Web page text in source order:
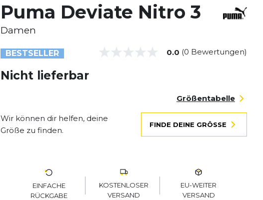
Puma Deviate Nitro 3
Damen
BESTSELLER 0.0 (0 Bewertungen)
Nicht lieferbar
Größentabelle
Wir können dir helfen, deine
Größe zu finden.
FINDE DEINE GRÖSSE
EINFACHE
RÜCKGABE
KOSTENLOSER
VERSAND
EU-WEITER
VERSAND